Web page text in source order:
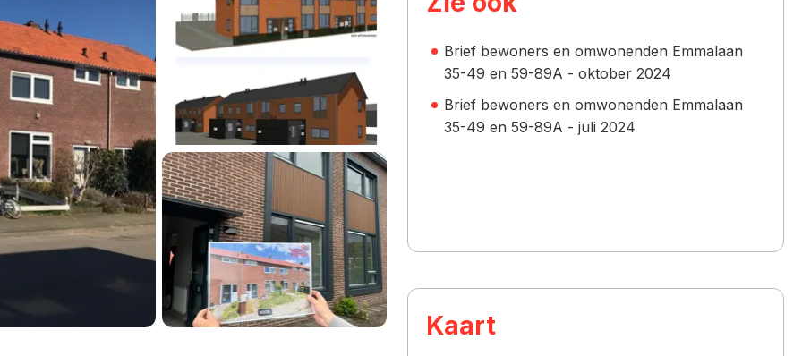
Brief bewoners en omwonenden Emmalaan
35-49 en 59-89A - oktober 2024
Brief bewoners en omwonenden Emmalaan
35-49 en 59-89A - juli 2024
Kaart